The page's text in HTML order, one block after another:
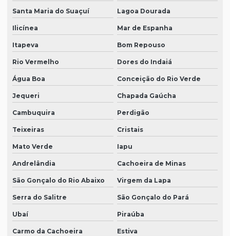
Santa Maria do Suaçuí Lagoa Dourada
Ilicínea Mar de Espanha
Itapeva Bom Repouso
Rio Vermelho Dores do Indaiá
Água Boa Conceição do Rio Verde
Jequeri Chapada Gaúcha
Cambuquira Perdigão
Teixeiras Cristais
Mato Verde Iapu
Andrelândia Cachoeira de Minas
São Gonçalo do Rio Abaixo Virgem da Lapa
Serra do Salitre São Gonçalo do Pará
Ubaí Piraúba
Carmo da Cachoeira Estiva